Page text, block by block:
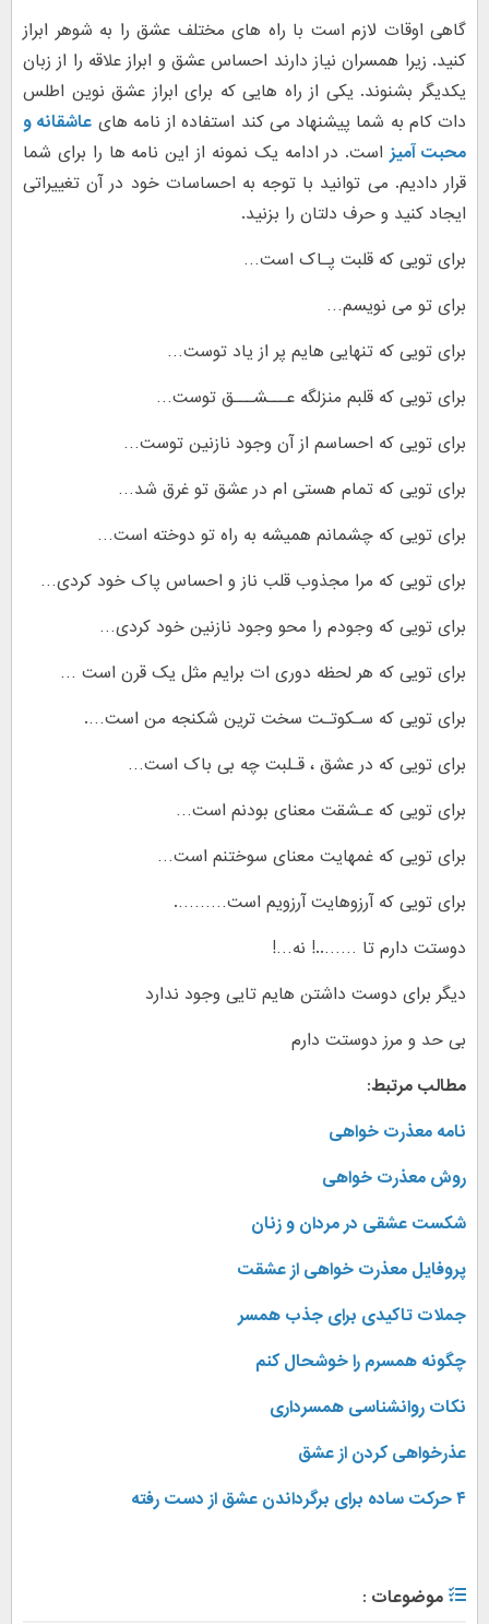
گاهی اوقات لازم است با راه های مختلف عشق را به شوهر ابراز
کنید. زیرا همسران نیاز دارند احساس عشق و ابراز علاقه را از زبان
یکدیگر بشنوند. یکی از راه هایی که برای ابراز عشق نوین اطلس
دات کام به شما پیشنهاد می کند استفاده از نامه های عاشقانه و
محبت آمیزاست. در ادامه یک نمونه از این نامه ها را برای شما
قرار دادیم. می توانید با توجه به احساسات خود در آن تغییراتی
ایجاد کنید و حرف دلتان را بزنید.
برای تویی که قلبت پـاک است…
برای تو می نویسم…
برای تویی که تنهایی هایم پر از یاد توست…
برای تویی که قلبم منزلگه عـــشـــق توست…
برای تویی که احساسم از آن وجود نازنین توست…
برای تویی که تمام هستی ام در عشق تو غرق شد…
برای تویی که چشمانم همیشه به راه تو دوخته است…
برای تویی که مرا مجذوب قلب ناز و احساس پاک خود کردی…
برای تویی که وجودم را محو وجود نازنین خود کردی…
برای تویی که هر لحظه دوری ات برایم مثل یک قرن است …
برای تویی که سـکوتـت سخت ترین شکنجه من است….
برای تویی که در عشق ، قـلبت چه بی باک است…
برای تویی که عـشقت معنای بودنم است…
برای تویی که غمهایت معنای سوختنم است…
برای تویی که آرزوهایت آرزویم است……….
دوستت دارم تا ……..! نه…!
دیگر برای دوست داشتن هایم تایی وجود ندارد
بی حد و مرز دوستت دارم
مطالب مرتبط:
نامه معذرت خواهی
روش معذرت خواهی
شکست عشقی در مردان و زنان
پروفایل معذرت خواهی از عشقت
جملات تاکیدی برای جذب همسر
چگونه همسرم را خوشحال کنم
نکات روانشناسی همسرداری
عذرخواهی کردن از عشق
۴ حرکت ساده برای برگرداندن عشق از دست رفته
موضوعات :